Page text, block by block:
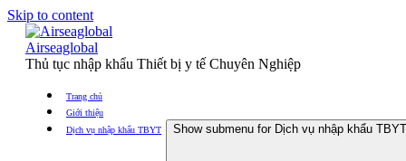
Skip to content
Airseaglobal
Thủ tục nhập khẩu Thiết bị y tế Chuyên Nghiệp
Trang chủ
Giới thiệu
Dịch vụ nhập khẩu TBYT
Show submenu for Dịch vụ nhập khẩu TBYT